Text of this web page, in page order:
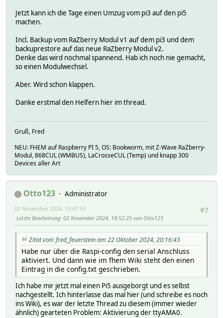
Jetzt kann ich die Tage einen Umzug vom pi3 auf den pi5
machen.
Incl. Backup vom RaZberry Modul v1 auf dem pi3 und dem
backuprestore auf das neue RaZberry Modul v2.
Denke das wird nochmal spannend. Hab ich noch nie gemacht,
so einen Modulwechsel.
Aber. Wird schon klappen.
Danke erstmal den Helfern hier im thread.
Gruß, Fred
NEU: FHEM auf Raspberry PI 5, OS: Bookworm, mit Z-Wave RaZberry-
Modul, 868CUL (WMBUS), LaCrosseCUL (Temp) und knapp 300
Devices aller Art
Otto123
Administrator
#7
02 November 2024, 13:47:53
Letzte Bearbeitung: 02 November 2024, 18:52:25 von Otto123
Zitat von: fred_feuerstein am 22 Oktober 2024, 20:16:43
Habe nur über die Raspi-config den serial Anschluss
aktiviert. Und dann wie im fhem Wiki steht den einen
Eintrag in die config.txt geschrieben.
Ich habe mir jetzt mal einen Pi5 ausgeborgt und es selbst
nachgestellt. Ich hinterlasse das mal hier (und schreibe es noch
ins Wiki), es war der letzte Thread zu diesem (immer wieder
ähnlich) gearteten Problem: Aktivierung der ttyAMA0.